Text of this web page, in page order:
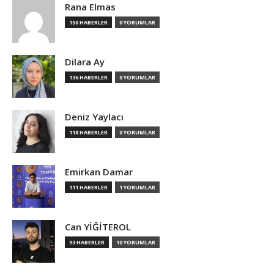
Rana Elmas
150 HABERLER 0 YORUMLAR
Dilara Ay
136 HABERLER 0 YORUMLAR
Deniz Yaylacı
118 HABERLER 0 YORUMLAR
Emirkan Damar
111 HABERLER 1 YORUMLAR
Can YİĞİTEROL
93 HABERLER 10 YORUMLAR